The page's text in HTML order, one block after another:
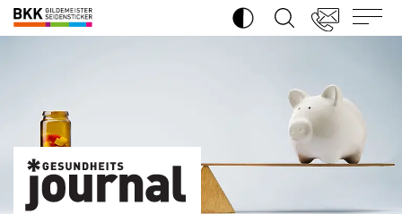
BKK
Gildemeister
SUCHE ÖFFNEN